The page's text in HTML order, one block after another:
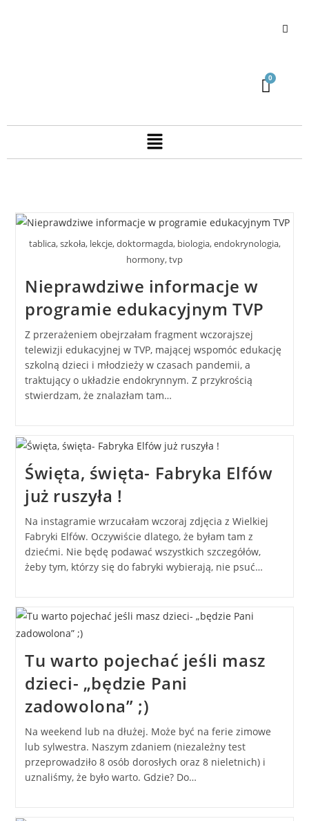
tablica, szkoła, lekcje, doktormagda, biologia, endokrynologia,
hormony, tvp
Nieprawdziwe informacje w
programie edukacyjnym TVP
Z przerażeniem obejrzałam fragment wczorajszej
telewizji edukacyjnej w TVP, mającej wspomóc edukację
szkolną dzieci i młodzieży w czasach pandemii, a
traktujący o układzie endokrynnym. Z przykrością
stwierdzam, że znalazłam tam…
Święta, święta- Fabryka Elfów
już ruszyła !
Na instagramie wrzucałam wczoraj zdjęcia z Wielkiej
Fabryki Elfów. Oczywiście dlatego, że byłam tam z
dziećmi. Nie będę podawać wszystkich szczegółów,
żeby tym, którzy się do fabryki wybierają, nie psuć…
Tu warto pojechać jeśli masz
dzieci- „będzie Pani
zadowolona” ;)
Na weekend lub na dłużej. Może być na ferie zimowe
lub sylwestra. Naszym zdaniem (niezależny test
przeprowadziło 8 osób dorosłych oraz 8 nieletnich) i
uznaliśmy, że było warto. Gdzie? Do…